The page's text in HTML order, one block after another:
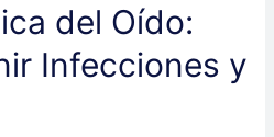
del Oído:
Infecciones y